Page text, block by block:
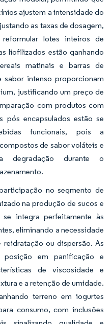
ajustem a intensidade do
as taxas de dosagem,
lotes inteiros de
liofilizados estão ganhando
matinais e barras de
sabor intenso proporcionam
justificando um preço de
com produtos com
pós encapsulados estão se
funcionais, pois a
de sabor voláteis e
degradação durante o
no segmento de
na produção de sucos e
integra perfeitamente às
eliminando a necessidade
ou dispersão. As
em panificação e
de viscosidade e
e a retenção de umidade.
terreno em iogurtes
consumo, com inclusões